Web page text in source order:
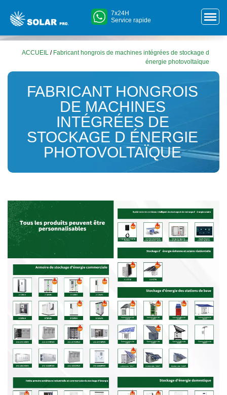
7x24H
Service rapide
ACCUEIL / Fabricant hongrois de machines intégrées de stockage d
énergie photovoltaïque
FABRICANT HONGROIS
DE MACHINES
INTÉGRÉES DE
STOCKAGE D ÉNERGIE
PHOTOVOLTAÏQUE